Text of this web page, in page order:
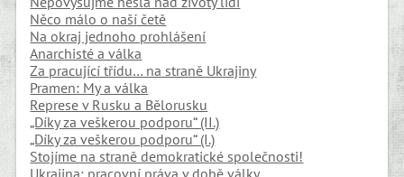
Něco málo o naší četě
Na okraj jednoho prohlášení
Anarchisté a válka
Za pracující třídu… na straně Ukrajiny
Pramen: My a válka
Represe v Rusku a Bělorusku
„Díky za veškerou podporu“ (II.)
„Díky za veškerou podporu“ (I.)
Stojíme na straně demokratické společnosti!